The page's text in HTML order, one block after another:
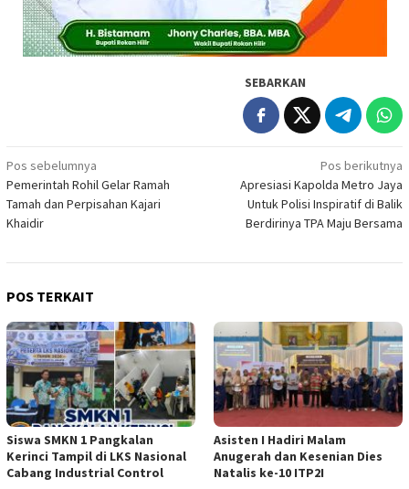
SEBARKAN
Navigasi
pos
Pos sebelumnya
Pemerintah Rohil Gelar Ramah
Tamah dan Perpisahan Kajari
Khaidir
Pos berikutnya
Apresiasi Kapolda Metro Jaya
Untuk Polisi Inspiratif di Balik
Berdirinya TPA Maju Bersama
POS TERKAIT
Siswa SMKN 1 Pangkalan
Kerinci Tampil di LKS Nasional
Cabang Industrial Control
Asisten I Hadiri Malam
Anugerah dan Kesenian Dies
Natalis ke-10 ITP2I